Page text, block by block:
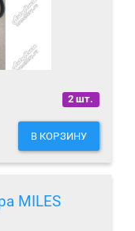
2 шт.
В КОРЗИНУ
MILES